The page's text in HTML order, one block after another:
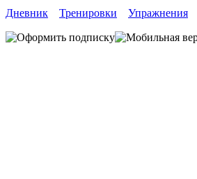
Дневник
Тренировки Упражнения